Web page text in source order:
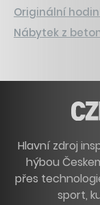
Originální
Nábytek z
Hlavní zdroj
hýbou
přes
sport,